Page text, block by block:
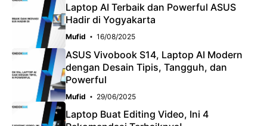
Laptop AI Terbaik dan Powerful ASUS
Hadir di Yogyakarta
Mufid 16/08/2025
ASUS Vivobook S14, Laptop AI Modern
dengan Desain Tipis, Tangguh, dan
Powerful
Mufid 29/06/2025
Laptop Buat Editing Video, Ini 4